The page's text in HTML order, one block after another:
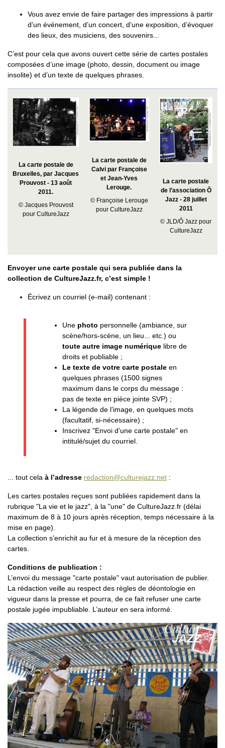
Vous avez envie de faire partager des impressions à partir
d’un événement, d’un concert, d’une exposition, d’évoquer
des lieux, des musiciens, des souvenirs...
C’est pour cela que avons ouvert cette série de cartes postales
composées d’une image (photo, dessin, document ou image
insolite) et d’un texte de quelques phrases.
La carte postale de
Bruxelles, par Jacques
Prouvost - 13 août
2011.
© Jacques Prouvost
pour CultureJazz
La carte postale de
Calvi par Françoise
et Jean-Yves
Lerouge.
© Françoise Lerouge
pour CultureJazz
La carte postale
de l’association Ô
Jazz - 28 juillet
2011
© JLD/Ô Jazz pour
CultureJazz
Envoyer une carte postale qui sera publiée dans la
collection de CultureJazz.fr, c’est simple !
Écrivez un courriel (e-mail) contenant :
Une photo personnelle (ambiance, sur
scène/hors-scène, un lieu... etc.) ou
toute autre image numérique libre de
droits et publiable ;
Le texte de votre carte postale en
quelques phrases (1500 signes
maximum dans le corps du message :
pas de texte en pièce jointe SVP) ;
La légende de l’image, en quelques mots
(facultatif, si-nécessaire) ;
Inscrivez "Envoi d’une carte postale" en
intitulé/sujet du courriel.
... tout cela à l’adresse redaction@culturejazz.net :
Les cartes postales reçues sont publiées rapidement dans la
rubrique "La vie et le jazz", à la "une" de CultureJazz.fr (délai
maximum de 8 à 10 jours après réception, temps nécessaire à la
mise en page).
La collection s’enrichit au fur et à mesure de la réception des
cartes.
Conditions de publication :
L’envoi du message "carte postale" vaut autorisation de publier.
La rédaction veille au respect des règles de déontologie en
vigueur dans la presse et pourra, de ce fait refuser une carte
postale jugée impubliable. L’auteur en sera informé.